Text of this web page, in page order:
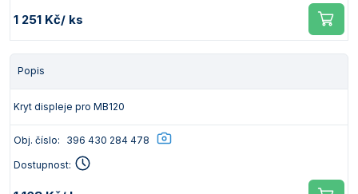
1 251 Kč/ ks
Popis
Kryt displeje pro MB120
Obj. číslo: 396 430 284 478
Dostupnost: